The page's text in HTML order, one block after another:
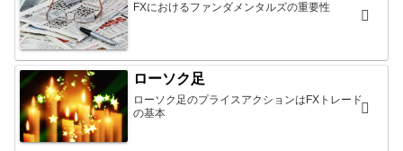
FXにおけるファンダメンタルズの重要性
ローソク足
ローソク足のプライスアクションはFXトレード
の基本